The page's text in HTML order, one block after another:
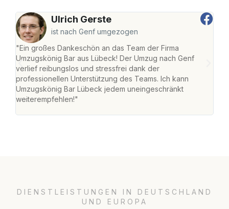
Ulrich Gerste
ist nach Genf umgezogen
"Ein großes Dankeschön an das Team der Firma
Umzugskönig Bar aus Lübeck! Der Umzug nach Genf
verlief reibungslos und stressfrei dank der
professionellen Unterstützung des Teams. Ich kann
Umzugskönig Bar Lübeck jedem uneingeschränkt
weiterempfehlen!"
DIENSTLEISTUNGEN IN DEUTSCHLAND
UND EUROPA